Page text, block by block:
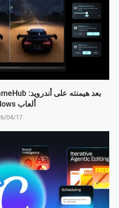
ألعاب Windows
04/17